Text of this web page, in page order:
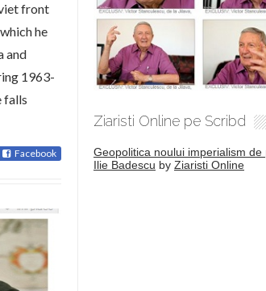
front
he
and
1963-
falls
Facebook
Ziaristi Online pe Scribd
Geopolitica noului imperialism de
Ilie Badescu by Ziaristi Online